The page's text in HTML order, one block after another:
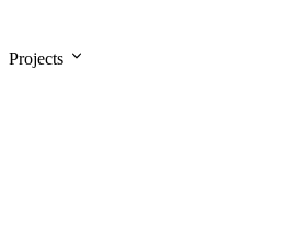
Projects